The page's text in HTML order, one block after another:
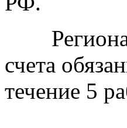
счета
течение 5